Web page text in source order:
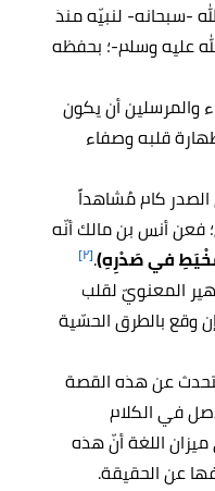
-سبحانه- لنبيّه منذ
عليه وسلم-؛ بحفظه
والمرسلين أن يكون
قلبه وصفاء
كام مُشاهداً
فعن أنس بن مالك أنّه
في صَدْرِهِ).[٢]
المعنويّ لقلب
وقع بالطرق الحسّية
تتحدث عن هذه القصة
في الكلام
ميزان اللغة أنّ هذه
عن الحقيقة.